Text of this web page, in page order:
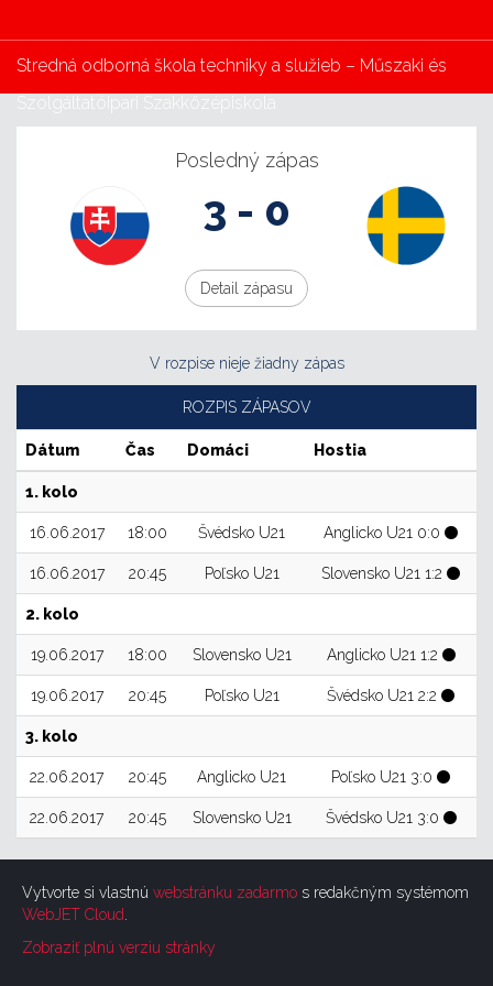
Stredná odborná škola techniky a služieb – Műszaki és
Szolgáltatóipari Szakközépiskola
Posledný zápas
3 - 0
Detail zápasu
V rozpise nieje žiadny zápas
ROZPIS ZÁPASOV
Dátum Čas Domáci Hostia
1. kolo
16.06.2017 18:00 Švédsko U21 Anglicko U21 0:0
16.06.2017 20:45 Poľsko U21 Slovensko U21 1:2
2. kolo
19.06.2017 18:00 Slovensko U21 Anglicko U21 1:2
19.06.2017 20:45 Poľsko U21 Švédsko U21 2:2
3. kolo
22.06.2017 20:45 Anglicko U21 Poľsko U21 3:0
22.06.2017 20:45 Slovensko U21 Švédsko U21 3:0
Vytvorte si vlastnú webstránku zadarmo s redakčným systémom
WebJET Cloud
Zobraziť plnú verziu stránky